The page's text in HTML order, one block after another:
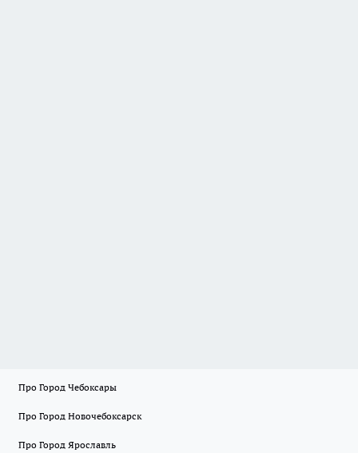
Про Город Чебоксары
Про Город Новочебоксарск
Про Город Ярославль